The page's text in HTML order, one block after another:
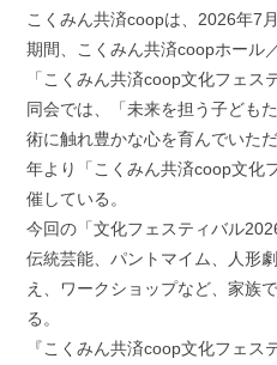
こくみん共済coopは、2026年7
期間、こくみん共済coopホール
「こくみん共済coop文化フェス
同会では、「未来を担う子ども
術に触れ豊かな心を育んでいた
年より「こくみん共済coop文化
催している。
今回の「文化フェスティバル
伝統芸能、パントマイム、人形
え、ワークショップなど、家族
る。
『こくみん共済coop文化フェ